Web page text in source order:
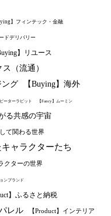
】フィンテック・金融
ドデリバリー
】リユース
（流通）
ング
【Buying】海外
ピーターラビット 【Fancy】ムーミン
る共感の宇宙
て関わる世界
キャラクターたち
クターの世界
ンブランド
】ふるさと納税
レル 【Product】インテリア